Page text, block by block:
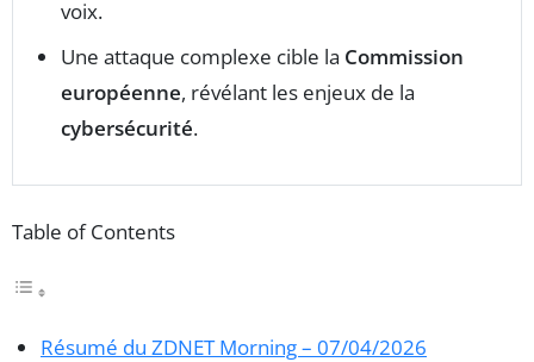
voix.
Une attaque complexe cible la Commission
européenne, révélant les enjeux de la
cybersécurité.
Table of Contents
Résumé du ZDNET Morning – 07/04/2026